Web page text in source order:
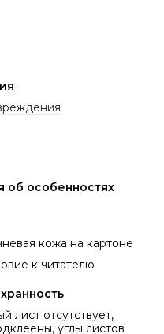
об особенностях
кожа на картоне
к читателю
лист отсутствует,
углы листов